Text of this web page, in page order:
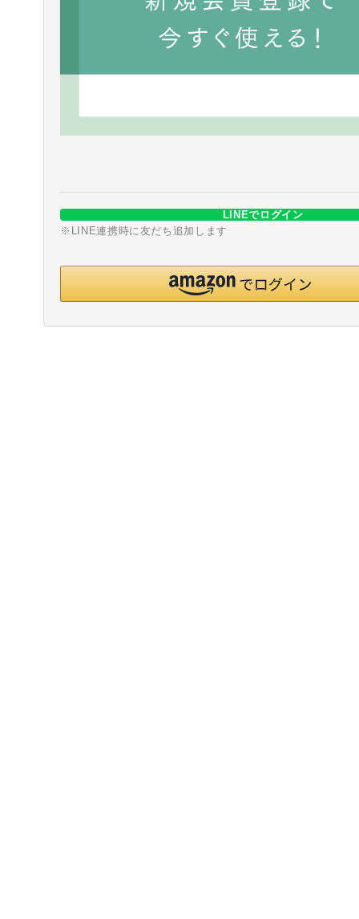
LINEでログイン
※LINE連携時に友だち追加します